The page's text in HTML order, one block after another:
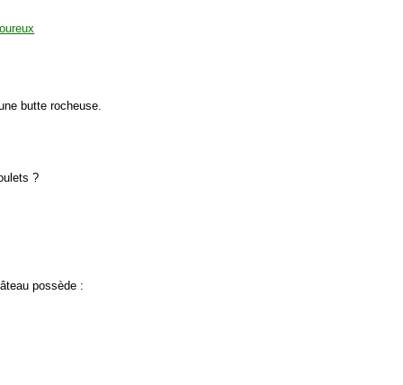
butte rocheuse.
?
possède :